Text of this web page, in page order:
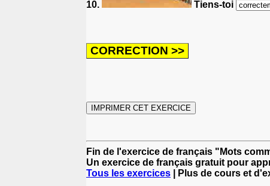
10. Tiens-toi
Fin de l'exercice de français "Mots
Un exercice de français gratuit pour
Tous les exercices | Plus de cours et